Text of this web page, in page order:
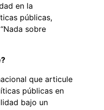
en la
públicas,
sobre
que articule
públicas en
bajo un